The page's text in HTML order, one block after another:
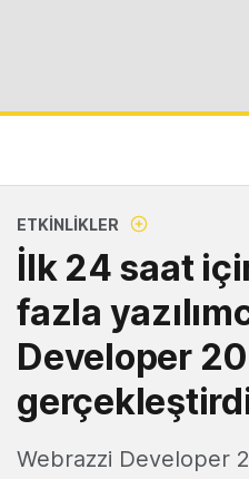
ETKINLIKLER
İlk 24 saat
fazla
Developer
Webrazzi Developer